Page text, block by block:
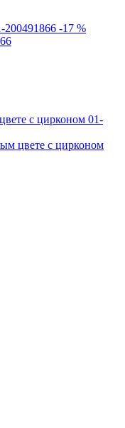
-17 %
цвете с цирконом